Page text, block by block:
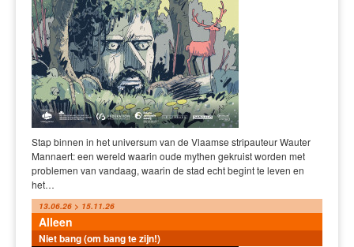
Stap binnen in het universum van de Vlaamse stripauteur Wauter
Mannaert: een wereld waarin oude mythen gekruist worden met
problemen van vandaag, waarin de stad echt begint te leven en
het…
13.06.26 > 15.11.26
Alleen
Niet bang (om bang te zijn!)